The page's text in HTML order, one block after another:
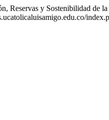
y Sostenibilidad de la